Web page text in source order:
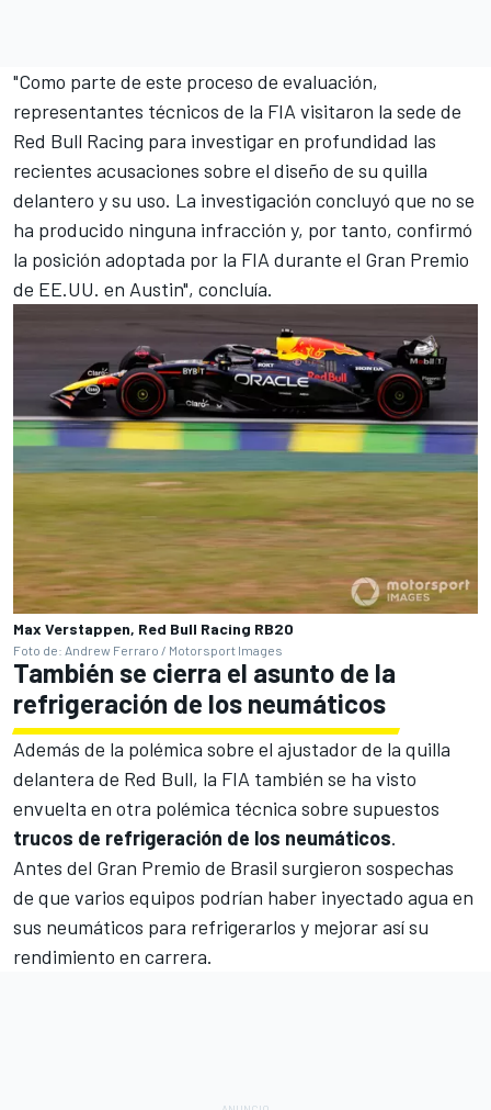
"Como parte de este proceso de evaluación,
representantes técnicos de la FIA visitaron la sede de
Red Bull Racing para investigar en profundidad las
recientes acusaciones sobre el diseño de su quilla
delantero y su uso. La investigación concluyó que no se
ha producido ninguna infracción y, por tanto, confirmó
la posición adoptada por la FIA durante el Gran Premio
de EE.UU. en Austin", concluía.
Max Verstappen, Red Bull Racing RB20
Foto de: Andrew Ferraro / Motorsport Images
También se cierra el asunto de la
refrigeración de los neumáticos
Además de la polémica sobre el ajustador de la quilla
delantera de Red Bull, la FIA también se ha visto
envuelta en otra polémica técnica sobre supuestos
trucos de refrigeración de los neumáticos.
Antes del Gran Premio de Brasil surgieron sospechas
de que varios equipos podrían haber inyectado agua en
sus neumáticos para refrigerarlos y mejorar así su
rendimiento en carrera.